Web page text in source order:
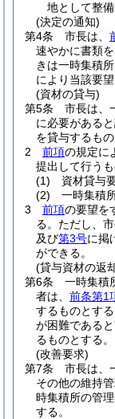
地として整
(決定の通知)
第4条
市長は、
速やかに書類
きは一時集積所
により当該要
(資材の貸与)
第5条
市長は、
に必要がある
を貸与するもの
2
前項の規定に
提出して行うも
(1)
資材貸与
(2)
一時集積
3
前項の要望を
る。 ただし、
及び第3号に掲
ができる。
(貸与資材の返
第6条
一時集積
者は、 前条第1
するものとする
が困難である
るものとする。
(改善要求)
第7条
市長は、
その他の維持
時集積所の管
する。